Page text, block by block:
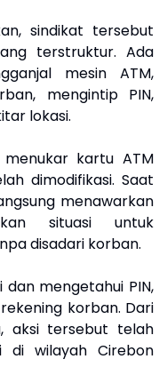
sindikat tersebut
terstruktur. Ada
mesin ATM,
mengintip PIN,
lokasi.
kartu ATM
dimodifikasi. Saat
menawarkan
situasi untuk
disadari korban.
mengetahui PIN,
korban. Dari
aksi tersebut telah
di wilayah Cirebon